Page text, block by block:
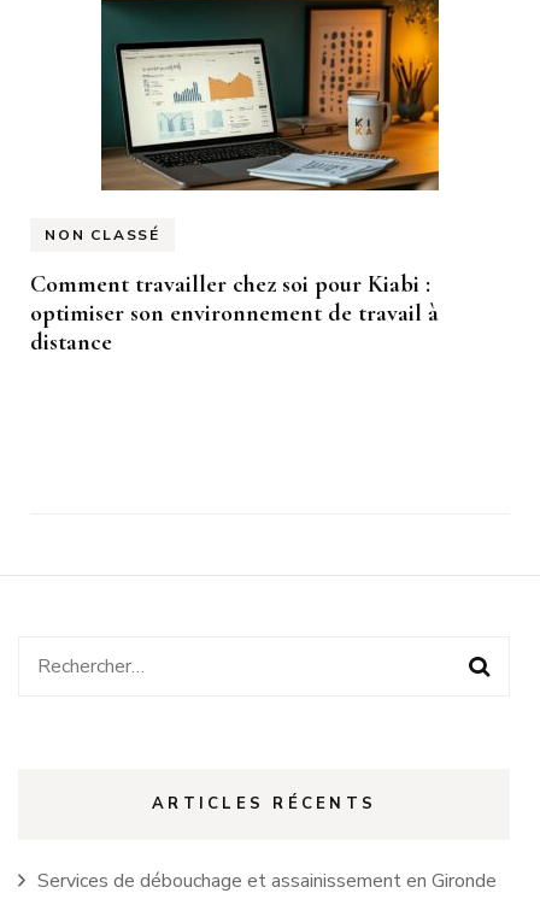
NON CLASSÉ
Comment travailler chez soi pour Kiabi :
optimiser son environnement de travail à
distance
Rechercher :
ARTICLES RÉCENTS
Services de débouchage et assainissement en Gironde